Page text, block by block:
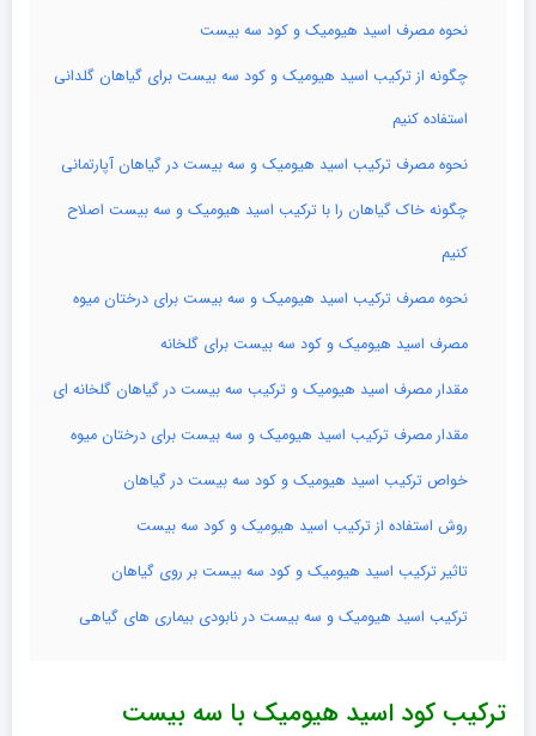
نحوه مصرف اسید هیومیک و کود سه بیست
چگونه از ترکیب اسید هیومیک و کود سه بیست برای گیاهان گلدانی
استفاده کنیم
نحوه مصرف ترکیب اسید هیومیک و سه بیست در گیاهان آپارتمانی
چگونه خاک گیاهان را با ترکیب اسید هیومیک و سه بیست اصلاح
کنیم
نحوه مصرف ترکیب اسید هیومیک و سه بیست برای درختان میوه
مصرف اسید هیومیک و کود سه بیست برای گلخانه
مقدار مصرف اسید هیومیک و ترکیب سه بیست در گیاهان گلخانه ای
مقدار مصرف ترکیب اسید هیومیک و سه بیست برای درختان میوه
خواص ترکیب اسید هیومیک و کود سه بیست در گیاهان
روش استفاده از ترکیب اسید هیومیک و کود سه بیست
تاثیر ترکیب اسید هیومیک و کود سه بیست بر روی گیاهان
ترکیب اسید هیومیک و سه بیست در نابودی بیماری های گیاهی
ترکیب کود اسید هیومیک با سه بیست